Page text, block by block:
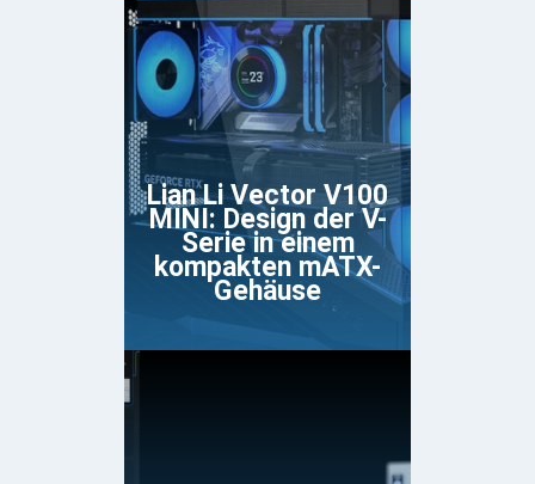
Lian Li Vector V100
MINI: Design der V-
Serie in einem
kompakten mATX-
Gehäuse